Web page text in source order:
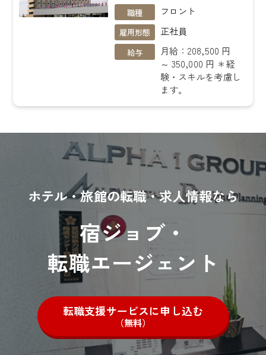
職種 フロント
雇用形態 正社員
給与
月給：208,500 円
～ 350,000 円 ＊経
験・スキルを考慮し
ます。
ホテル・旅館の転職・求人情報なら
宿ジョブ・
転職エージェント
転職支援サービスに申し込む
（無料）